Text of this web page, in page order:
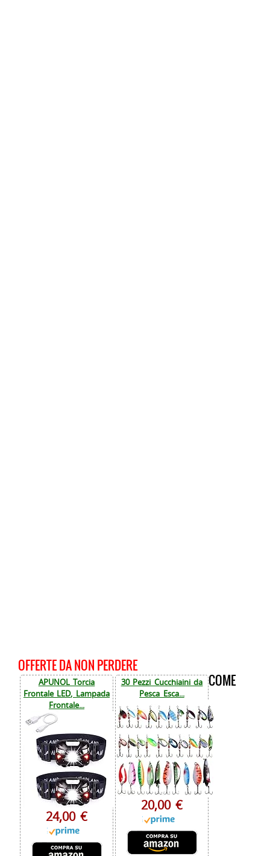
OFFERTE DA NON PERDERE
APUNOL Torcia
Frontale LED, Lampada
Frontale...
24,00 €
30 Pezzi Cucchiaini da
Pesca Esca...
20,00 €
COME